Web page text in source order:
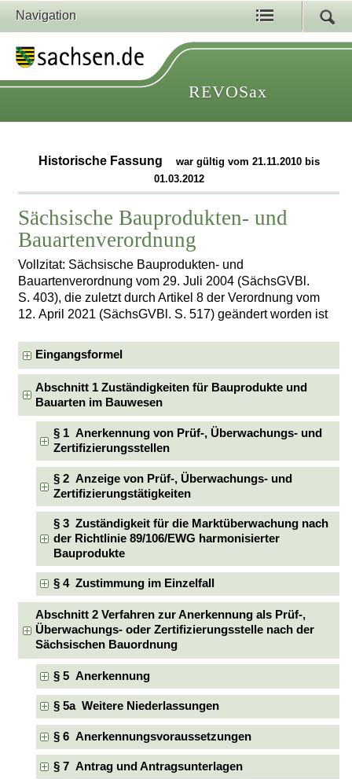
Navigation
REVOSax
Historische Fassung
war gültig vom 21.11.2010 bis
01.03.2012
Sächsische Bauprodukten- und
Bauartenverordnung
Vollzitat: Sächsische Bauprodukten- und
Bauartenverordnung vom 29. Juli 2004 (SächsGVBl.
S. 403), die zuletzt durch Artikel 8 der Verordnung vom
12. April 2021 (SächsGVBl. S. 517) geändert worden ist
Eingangsformel
Abschnitt 1 Zuständigkeiten für Bauprodukte und
Bauarten im Bauwesen
§ 1 Anerkennung von Prüf-, Überwachungs- und
Zertifizierungsstellen
§ 2 Anzeige von Prüf-, Überwachungs- und
Zertifizierungstätigkeiten
§ 3 Zuständigkeit für die Marktüberwachung nach
der Richtlinie 89/106/EWG harmonisierter
Bauprodukte
§ 4 Zustimmung im Einzelfall
Abschnitt 2 Verfahren zur Anerkennung als Prüf-,
Überwachungs- oder Zertifizierungsstelle nach der
Sächsischen Bauordnung
§ 5 Anerkennung
§ 5a Weitere Niederlassungen
§ 6 Anerkennungsvoraussetzungen
§ 7 Antrag und Antragsunterlagen